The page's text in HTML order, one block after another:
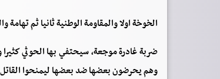
الخوخة اولا والمقاومة الوطنية ثانيا ثم
ضربة غادرة موجعة، سيحتفي بها الحوثي
وهم يحرضون بعضها ضد بعضها ليمنحوا